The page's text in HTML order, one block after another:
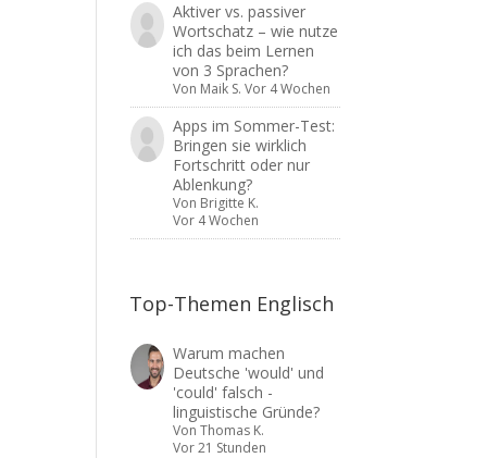
Aktiver vs. passiver
Wortschatz – wie nutze
ich das beim Lernen
von 3 Sprachen?
Von Maik S. Vor 4 Wochen
Apps im Sommer-Test:
Bringen sie wirklich
Fortschritt oder nur
Ablenkung?
Von Brigitte K.
Vor 4 Wochen
Top-Themen Englisch
Warum machen
Deutsche 'would' und
'could' falsch -
linguistische Gründe?
Von Thomas K.
Vor 21 Stunden